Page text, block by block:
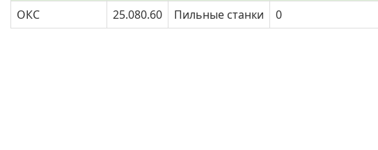
ОКС
25.080.60 Пильные станки 0